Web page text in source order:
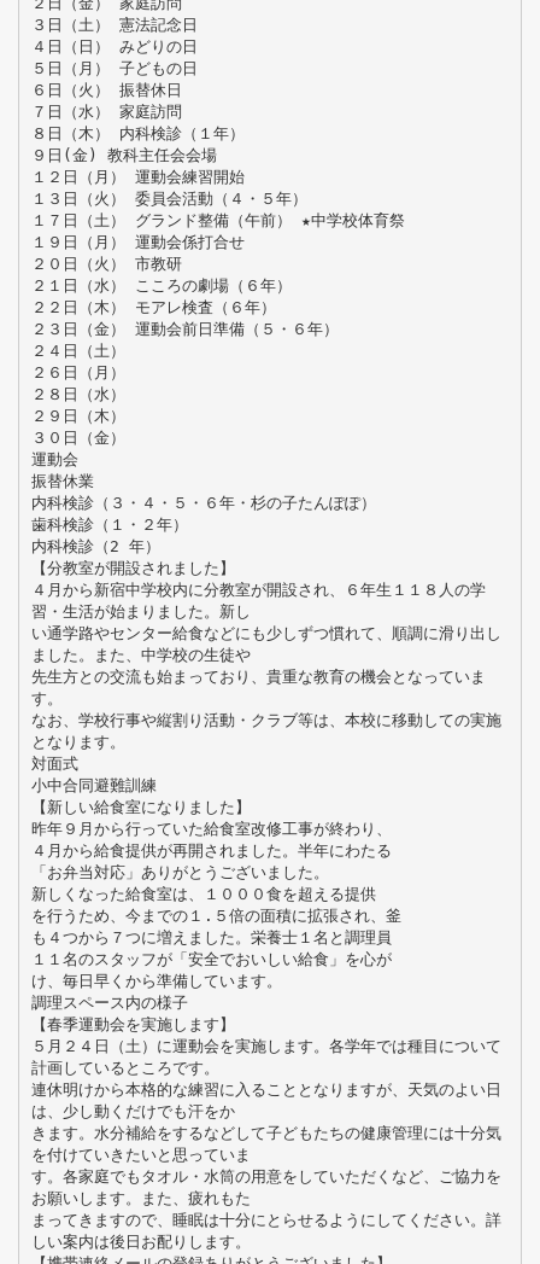
３日（土） 憲法記念日
４日（日） みどりの日
５日（月） 子どもの日
６日（火） 振替休日
７日（水） 家庭訪問
８日（木） 内科検診（１年）
９日(金) 教科主任会会場
１２日（月） 運動会練習開始
１３日（火） 委員会活動（４・５年）
１７日（土） グランド整備（午前） ★中学校体育祭
１９日（月） 運動会係打合せ
２０日（火） 市教研
２１日（水） こころの劇場（６年）
２２日（木） モアレ検査（６年）
２３日（金） 運動会前日準備（５・６年）
２４日（土）
２６日（月）
２８日（水）
２９日（木）
３０日（金）
運動会
振替休業
内科検診（３・４・５・６年・杉の子たんぽぽ）
歯科検診（１・２年）
内科検診（2 年）
【分教室が開設されました】
４月から新宿中学校内に分教室が開設され、６年生１１８人の学
習・生活が始まりました。新し
い通学路やセンター給食などにも少しずつ慣れて、順調に滑り出し
ました。また、中学校の生徒や
先生方との交流も始まっており、貴重な教育の機会となっていま
す。
なお、学校行事や縦割り活動・クラブ等は、本校に移動しての実施
となります。
対面式
小中合同避難訓練
【新しい給食室になりました】
昨年９月から行っていた給食室改修工事が終わり、
４月から給食提供が再開されました。半年にわたる
「お弁当対応」ありがとうございました。
新しくなった給食室は、１０００食を超える提供
を行うため、今までの１.５倍の面積に拡張され、釜
も４つから７つに増えました。栄養士１名と調理員
１１名のスタッフが「安全でおいしい給食」を心が
け、毎日早くから準備しています。
調理スペース内の様子
【春季運動会を実施します】
５月２４日（土）に運動会を実施します。各学年では種目について
計画しているところです。
連休明けから本格的な練習に入ることとなりますが、天気のよい日
は、少し動くだけでも汗をか
きます。水分補給をするなどして子どもたちの健康管理には十分気
を付けていきたいと思っていま
す。各家庭でもタオル・水筒の用意をしていただくなど、ご協力を
お願いします。また、疲れもた
まってきますので、睡眠は十分にとらせるようにしてください。詳
しい案内は後日お配りします。